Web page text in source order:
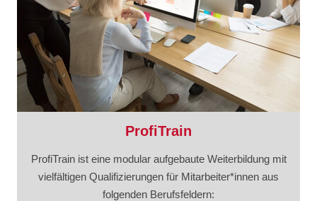
ProfiTrain
ProfiTrain ist eine modular aufgebaute Weiterbildung mit
vielfältigen Qualifizierungen für Mitarbeiter*innen aus
folgenden Berufsfeldern: